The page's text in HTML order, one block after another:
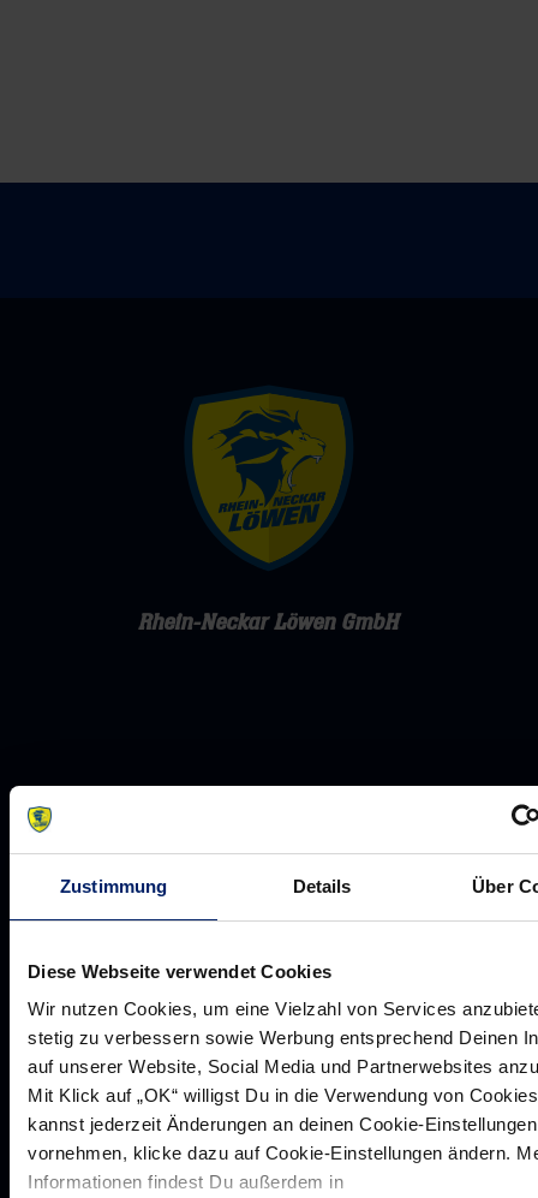
Zustimmung Details Über
Diese Webseite verwendet Cookies
Wir nutzen Cookies, um eine Vielzahl von Services
stetig zu verbessern sowie Werbung entsprechend Deinen
auf unserer Website, Social Media und Partnerwebsites
Mit Klick auf „OK“ willigst Du in die Verwendung von
kannst jederzeit Änderungen an deinen Cookie-Einstellungen
vornehmen, klicke dazu auf Cookie-Einstellungen ändern.
Informationen findest Du außerdem in
Rhein-Neckar Löwen GmbH
Unsere Partner
Werbemöglichkeiten
VIP Dauerkarten